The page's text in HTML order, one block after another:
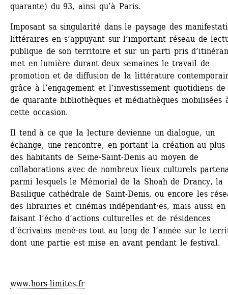
quarante) du 93, ainsi qu’à Paris.
Imposant sa singularité dans le paysage des
littéraires en s’appuyant sur l’important réseau de
publique de son territoire et sur un parti pris
met en lumière durant deux semaines le travail de
promotion et de diffusion de la littérature
grâce à l’engagement et l’investissement quotidiens de
de quarante bibliothèques et médiathèques mobilisées
cette occasion.
Il tend à ce que la lecture devienne un dialogue, un
échange, une rencontre, en portant la création au plus
des habitants de Seine-Saint-Denis au moyen de
collaborations avec de nombreux lieux culturels
parmi lesquels le Mémorial de la Shoah de Drancy, la
Basilique cathédrale de Saint-Denis, ou encore les
des librairies et cinémas indépendant·es, mais aussi en
faisant l’écho d’actions culturelles et de résidences
d’écrivains mené·es tout au long de l’année sur le
dont une partie est mise en avant pendant le festival.
www.hors-limites.fr